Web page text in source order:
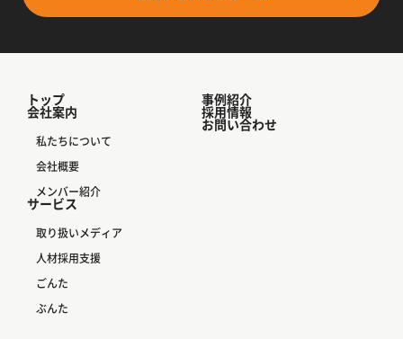
トップ
会社案内
私たちについて
会社概要
メンバー紹介
サービス
取り扱いメディア
人材採用支援
ごんた
ぶんた
事例紹介
採用情報
お問い合わせ